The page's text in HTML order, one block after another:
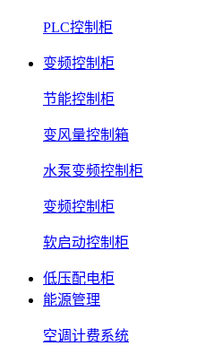
PLC控制柜
变频控制柜
节能控制柜
变风量控制箱
水泵变频控制柜
变频控制柜
软启动控制柜
低压配电柜
能源管理
空调计费系统